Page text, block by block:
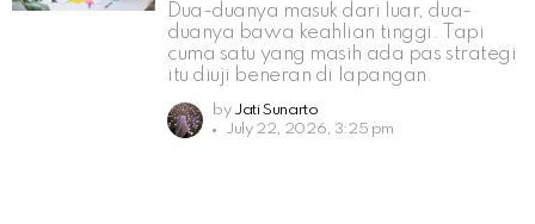
Dua-duanya masuk dari luar, dua-
duanya bawa keahlian tinggi. Tapi
cuma satu yang masih ada pas strategi
itu diuji beneran di lapangan.
by Jati Sunarto
July 22, 2026, 3:25 pm